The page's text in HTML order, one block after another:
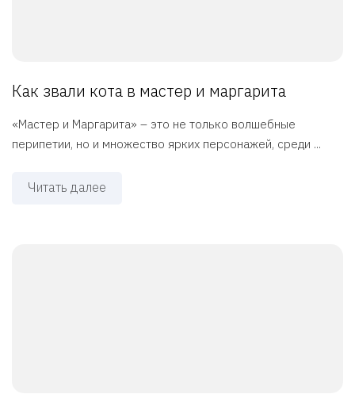
Как звали кота в мастер и маргарита
«Мастер и Маргарита» – это не только волшебные
перипетии, но и множество ярких персонажей, среди ...
Читать далее